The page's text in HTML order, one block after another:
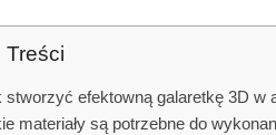
Treści
stworzyć efektowną galaretkę 3D w
materiały są potrzebne do